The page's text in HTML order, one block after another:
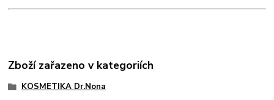
Zboží zařazeno v kategoriích
KOSMETIKA Dr.Nona